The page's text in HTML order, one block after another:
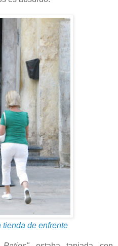
de enfrente